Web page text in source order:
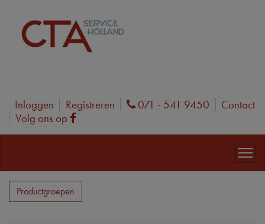
Inloggen Registreren Phone
071 - 541 9450
Contact
Volg ons op
Facebook
Productgroepen